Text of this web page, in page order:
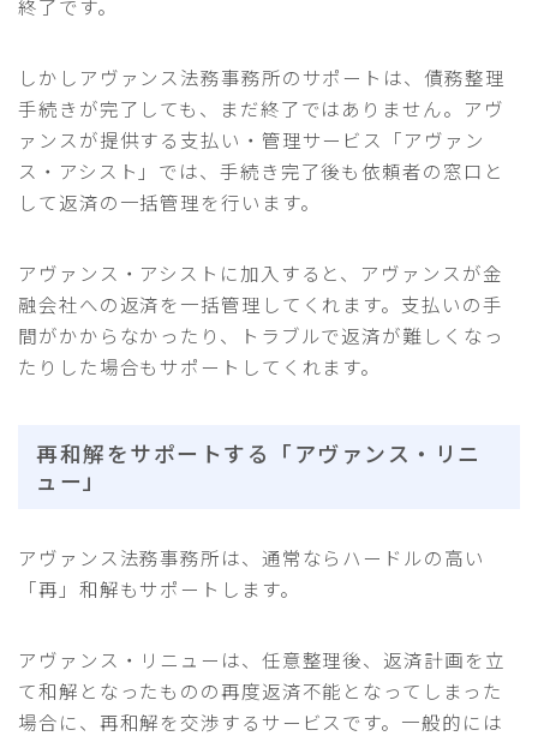
終了です。
しかしアヴァンス法務事務所のサポートは、債務整理
手続きが完了しても、まだ終了ではありません。アヴ
ァンスが提供する支払い・管理サービス「アヴァン
ス・アシスト」では、手続き完了後も依頼者の窓口と
して返済の一括管理を行います。
アヴァンス・アシストに加入すると、アヴァンスが金
融会社への返済を一括管理してくれます。支払いの手
間がかからなかったり、トラブルで返済が難しくなっ
たりした場合もサポートしてくれます。
再和解をサポートする「アヴァンス・リニ
ュー」
アヴァンス法務事務所は、通常ならハードルの高い
「再」和解もサポートします。
アヴァンス・リニューは、任意整理後、返済計画を立
て和解となったものの再度返済不能となってしまった
場合に、再和解を交渉するサービスです。一般的には